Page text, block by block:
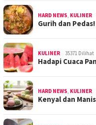
HARD NEWS, KULINER
Gurih dan
KULINER 35371 Dilihat
Hadapi Cuaca
HARD NEWS, KULINER
Kenyal dan